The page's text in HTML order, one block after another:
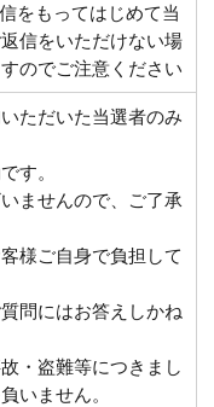
をもってはじめて当
信をいただけない場
のでご注意ください
ただいた当選者のみ
す。
ませんので、ご了承
様ご自身で負担して
問にはお答えしかね
・盗難等につきまし
いません。